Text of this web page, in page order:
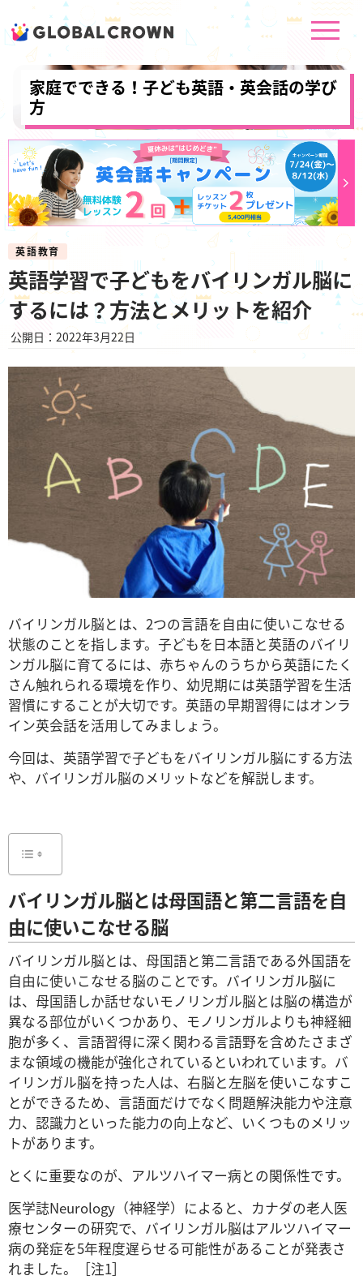
家庭でできる！子ども英語・英会話の学び
方
英語教育
英語学習で子どもをバイリンガル脳に
するには？方法とメリットを紹介
公開日：2022年3月22日
バイリンガル脳とは、2つの言語を自由に使いこなせる
状態のことを指します。子どもを日本語と英語のバイリ
ンガル脳に育てるには、赤ちゃんのうちから英語にたく
さん触れられる環境を作り、幼児期には英語学習を生活
習慣にすることが大切です。英語の早期習得にはオンラ
イン英会話を活用してみましょう。
今回は、英語学習で子どもをバイリンガル脳にする方法
や、バイリンガル脳のメリットなどを解説します。
バイリンガル脳とは母国語と第二言語を自
由に使いこなせる脳
バイリンガル脳とは、母国語と第二言語である外国語を
自由に使いこなせる脳のことです。バイリンガル脳に
は、母国語しか話せないモノリンガル脳とは脳の構造が
異なる部位がいくつかあり、モノリンガルよりも神経細
胞が多く、言語習得に深く関わる言語野を含めたさまざ
まな領域の機能が強化されているといわれています。バ
イリンガル脳を持った人は、右脳と左脳を使いこなすこ
とができるため、言語面だけでなく問題解決能力や注意
力、認識力といった能力の向上など、いくつものメリッ
トがあります。
とくに重要なのが、アルツハイマー病との関係性です。
医学誌Neurology（神経学）によると、カナダの老人医
療センターの研究で、バイリンガル脳はアルツハイマー
病の発症を5年程度遅らせる可能性があることが発表さ
れました。［注1］